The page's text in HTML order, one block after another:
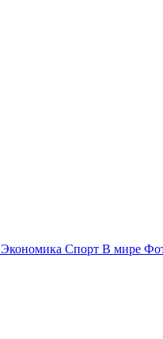
Экономика Спорт В мире